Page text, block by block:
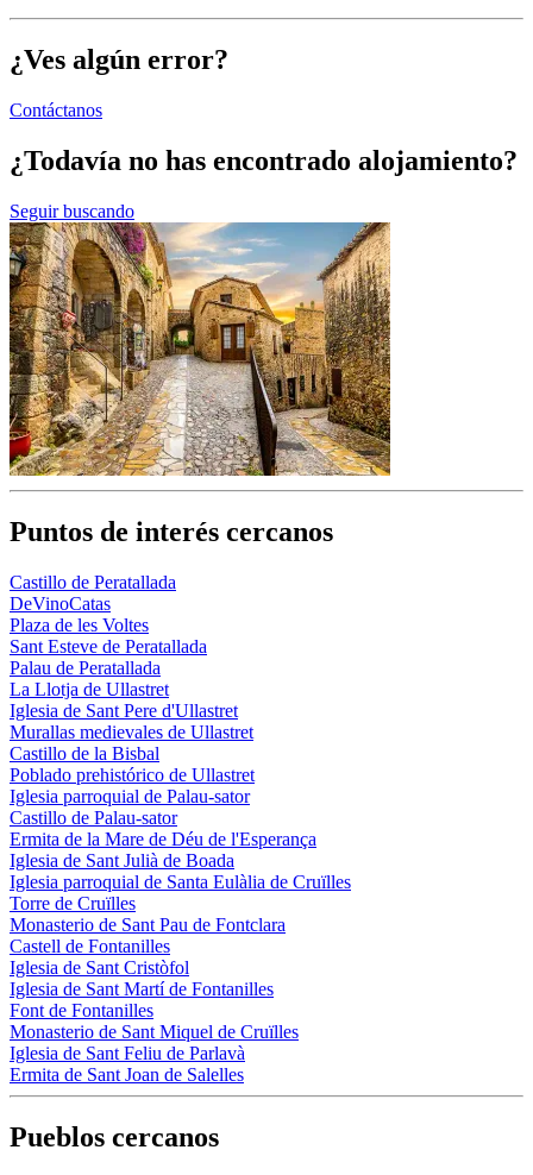
¿Ves algún error?
Contáctanos
¿Todavía no has encontrado alojamiento?
Seguir buscando
Puntos de interés cercanos
Castillo de Peratallada
DeVinoCatas
Plaza de les Voltes
Sant Esteve de Peratallada
Palau de Peratallada
La Llotja de Ullastret
Iglesia de Sant Pere d'Ullastret
Murallas medievales de Ullastret
Castillo de la Bisbal
Poblado prehistórico de Ullastret
Iglesia parroquial de Palau-sator
Castillo de Palau-sator
Ermita de la Mare de Déu de l'Esperança
Iglesia de Sant Julià de Boada
Iglesia parroquial de Santa Eulàlia de Cruïlles
Torre de Cruïlles
Monasterio de Sant Pau de Fontclara
Castell de Fontanilles
Iglesia de Sant Cristòfol
Iglesia de Sant Martí de Fontanilles
Font de Fontanilles
Monasterio de Sant Miquel de Cruïlles
Iglesia de Sant Feliu de Parlavà
Ermita de Sant Joan de Salelles
Pueblos cercanos